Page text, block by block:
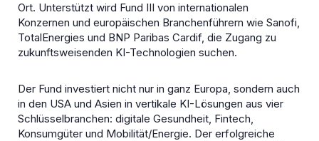
Ort. Unterstützt wird Fund III von internationalen
Konzernen und europäischen Branchenführern wie Sanofi,
TotalEnergies und BNP Paribas Cardif, die Zugang zu
zukunftsweisenden KI-Technologien suchen.
Der Fund investiert nicht nur in ganz Europa, sondern auch
in den USA und Asien in vertikale KI-Lösungen aus vier
Schlüsselbranchen: digitale Gesundheit, Fintech,
Konsumgüter und Mobilität/Energie. Der erfolgreiche